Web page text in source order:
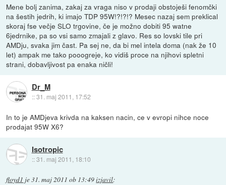
Mene bolj zanima, zakaj za vraga niso v prodaji obstoješi fenomčki
na šestih jedrih, ki imajo TDP 95W!?!?!? Mesec nazaj sem preklical
skoraj fse večje SLO trgovine, če je možno dobiti 95 watne
6jedrnike, pa so vsi samo zmajali z glavo. Res so lovski tile pri
AMDju, svaka jim čast. Pa sej ne, da bi mel intela doma (nak že 10
let) ampak me tako pooogreje, ko vidiš proce na njihovi spletni
strani, dobavljivost pa enaka ničli!
Dr_M
::31. maj 2011, 17:52
In to je AMDjeva krivda na kaksen nacin, ce v evropi nihce noce
prodajat 95W X6?
Isotropic
::31. maj 2011, 18:10
floyd1 je31. maj 2011 ob 13:49izjavil: